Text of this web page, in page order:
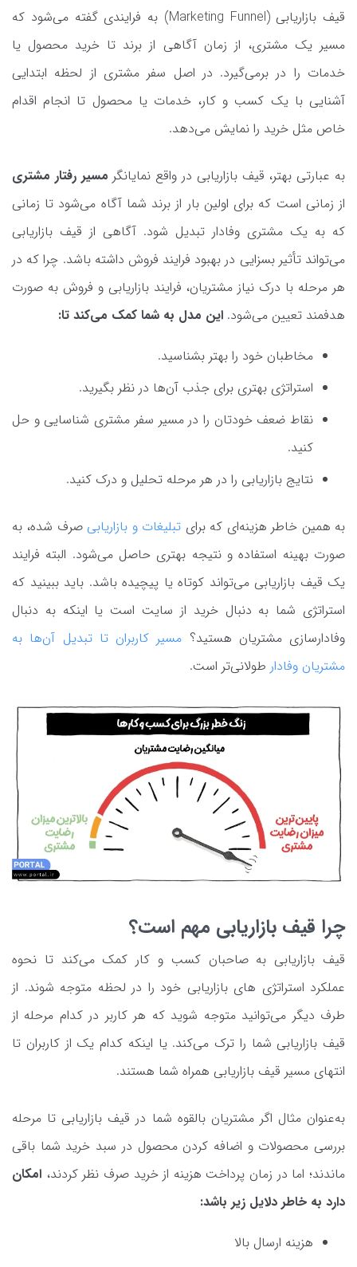
قیف بازاریابی (Marketing Funnel) به فرایندی گفته می‌شود که
مسیر یک مشتری، از زمان آگاهی از برند تا خرید محصول یا
خدمات را در برمی‌گیرد. در اصل سفر مشتری از لحظه ابتدایی
آشنایی با یک کسب و کار، خدمات یا محصول تا انجام اقدام
خاص مثل خرید را نمایش می‌دهد.
به عبارتی بهتر، قیف بازاریابی در واقع نمایانگر مسیر رفتار مشتری
از زمانی است که برای اولین بار از برند شما آگاه می‌شود تا زمانی
که به یک مشتری وفادار تبدیل شود. آگاهی از قیف بازاریابی
می‌تواند تأثیر بسزایی در بهبود فرایند فروش داشته باشد. چرا که در
هر مرحله با درک نیاز مشتریان، فرایند بازاریابی و فروش به صورت
هدفمند تعیین می‌شود. این مدل به شما کمک می‌کند تا:
مخاطبان خود را بهتر بشناسید.
استراتژی بهتری برای جذب آن‌ها در نظر بگیرید.
نقاط ضعف خودتان را در مسیر سفر مشتری شناسایی و حل
کنید.
نتایج بازاریابی را در هر مرحله تحلیل و درک کنید.
به همین خاطر هزینه‌ای که برای تبلیغات و بازاریابی صرف شده، به
صورت بهینه استفاده و نتیجه بهتری حاصل می‌شود. البته فرایند
یک قیف بازاریابی می‌تواند کوتاه یا پیچیده باشد. باید ببینید که
استراتژی شما به دنبال خرید از سایت است یا اینکه به دنبال
وفادارسازی مشتریان هستید؟ مسیر کاربران تا تبدیل آن‌ها به
مشتریان وفادار طولانی‌تر است.
چرا قیف بازاریابی مهم است؟
قیف بازاریابی به صاحبان کسب و کار کمک می‌کند تا نحوه
عملکرد استراتژی های بازاریابی خود را در لحظه متوجه شوند. از
طرف دیگر می‌توانید متوجه شوید که هر کاربر در کدام مرحله از
قیف بازاریابی شما را ترک می‌کند. یا اینکه کدام یک از کاربران تا
انتهای مسیر قیف بازاریابی همراه شما هستند.
به‌عنوان مثال اگر مشتریان بالقوه شما در قیف بازاریابی تا مرحله
بررسی محصولات و اضافه کردن محصول در سبد خرید شما باقی
ماندند؛ اما در زمان پرداخت هزینه از خرید صرف نظر کردند، امکان
دارد به خاطر دلایل زیر باشد:
هزینه ارسال بالا